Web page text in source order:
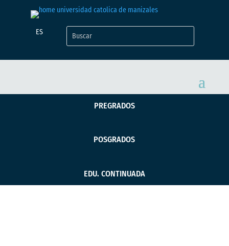
ES
PREGRADOS
POSGRADOS
EDU. CONTINUADA